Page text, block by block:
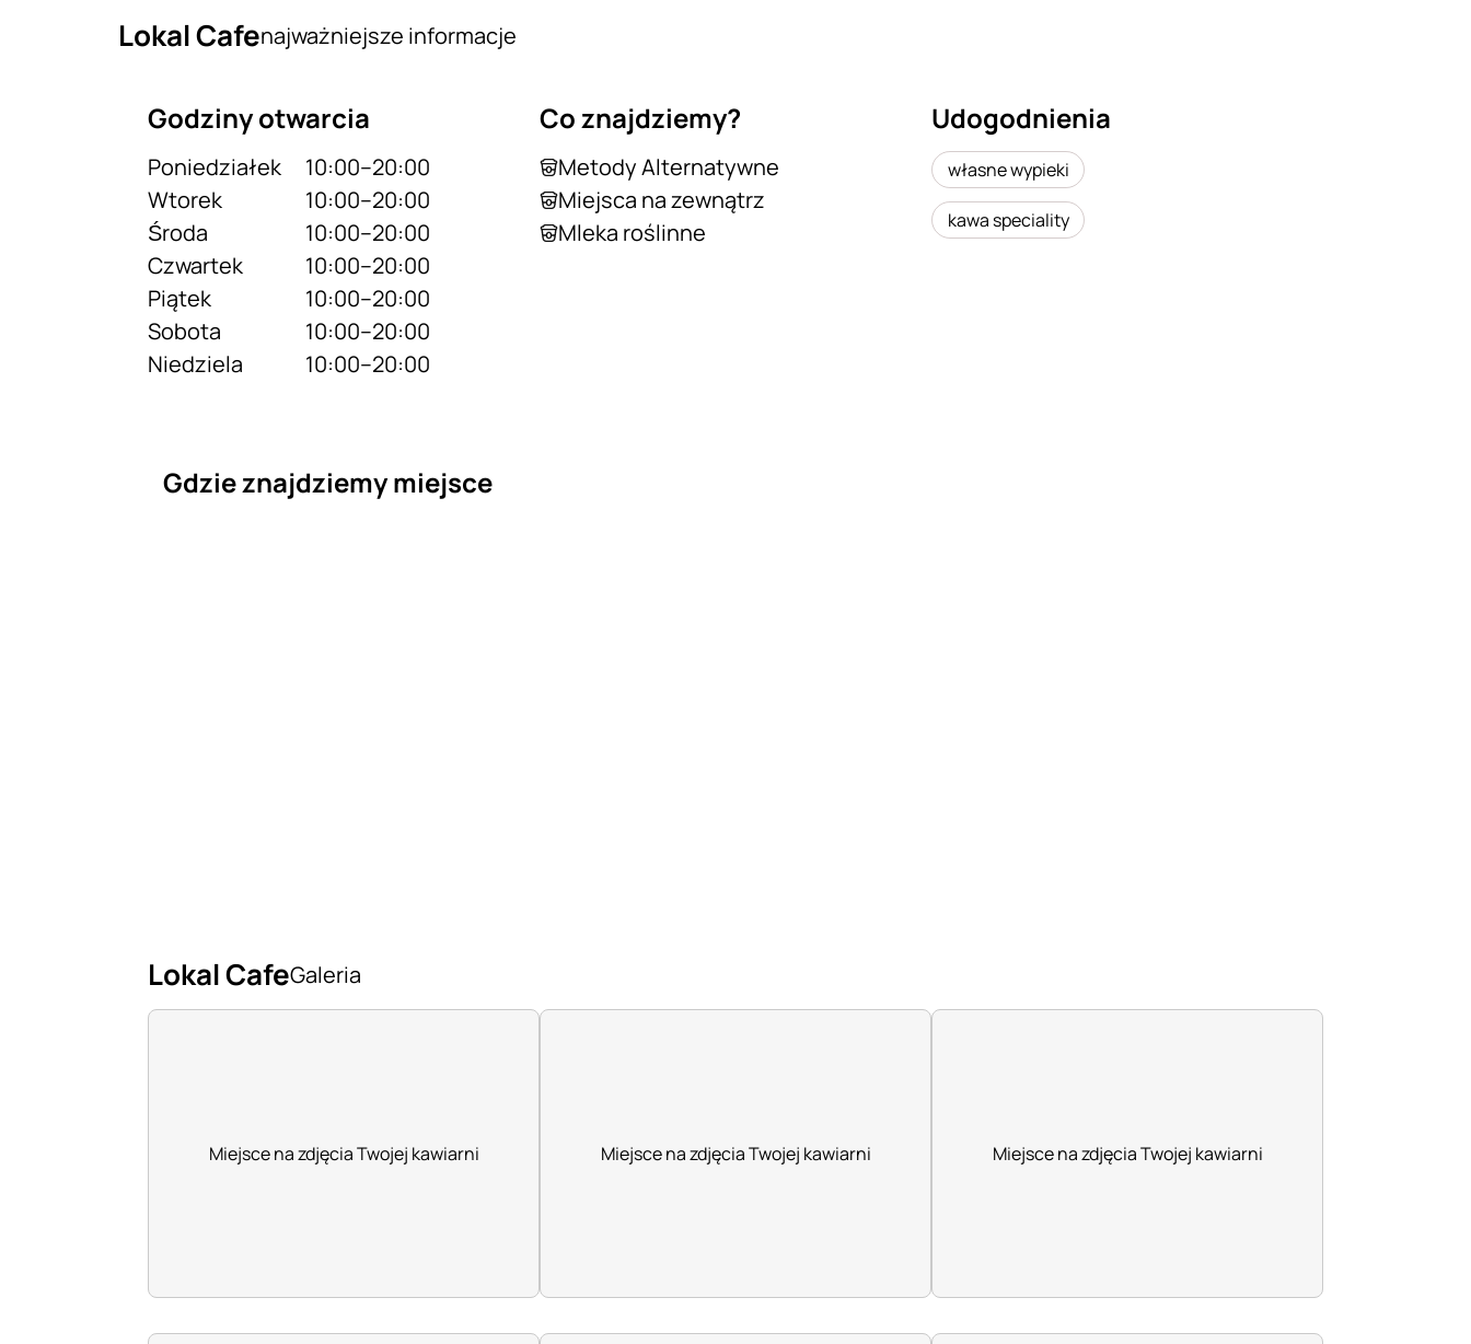
Lokal Cafenajważniejsze informacje
Godziny otwarcia
Poniedziałek
10:00–20:00
Wtorek
10:00–20:00
Środa
10:00–20:00
Czwartek
10:00–20:00
Piątek
10:00–20:00
Sobota
10:00–20:00
Niedziela
10:00–20:00
Co znajdziemy?
Metody Alternatywne
Miejsca na zewnątrz
Mleka roślinne
Udogodnienia
własne wypieki
kawa speciality
Gdzie znajdziemy miejsce
Lokal CafeGaleria
Miejsce na zdjęcia Twojej kawiarni Miejsce na zdjęcia Twojej kawiarni Miejsce na zdjęcia Twojej kawiarni